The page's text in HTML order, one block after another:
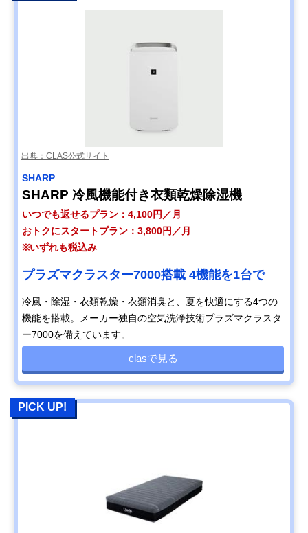
出典：CLAS公式サイト
SHARP
SHARP 冷風機能付き衣類乾燥除湿機
いつでも返せるプラン：4,100円／月
おトクにスタートプラン：3,800円／月
※いずれも税込み
プラズマクラスター7000搭載 4機能を1台で
冷風・除湿・衣類乾燥・衣類消臭と、夏を快適にする4つの
機能を搭載。メーカー独自の空気洗浄技術プラズマクラスタ
ー7000を備えています。
clasで見る
PICK UP!